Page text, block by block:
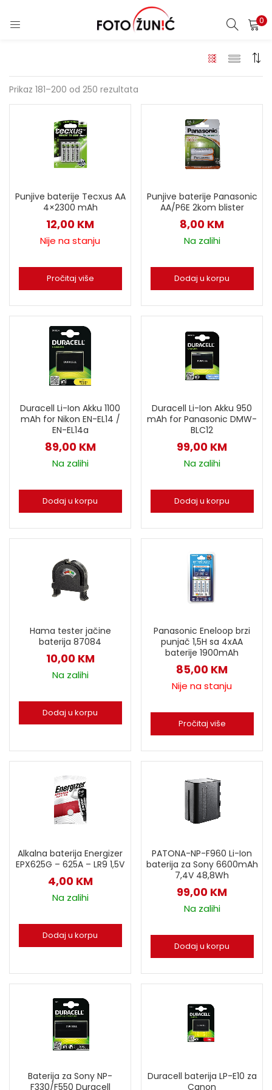
0
Prikaz 181–200 od 250 rezultata
Punjive baterije Tecxus AA
4×2300 mAh
12,00 KM
Nije na stanju
Pročitaj više
Punjive baterije Panasonic
AA/P6E 2kom blister
8,00 KM
Na zalihi
Dodaj u korpu
Duracell Li-Ion Akku 1100
mAh for Nikon EN-EL14 /
EN-EL14a
89,00 KM
Na zalihi
Dodaj u korpu
Duracell Li-Ion Akku 950
mAh for Panasonic DMW-
BLC12
99,00 KM
Na zalihi
Dodaj u korpu
Hama tester jačine
baterija 87084
10,00 KM
Na zalihi
Dodaj u korpu
Panasonic Eneloop brzi
punjač 1,5H sa 4xAA
baterije 1900mAh
85,00 KM
Nije na stanju
Pročitaj više
Alkalna baterija Energizer
EPX625G – 625A – LR9 1,5V
4,00 KM
Na zalihi
Dodaj u korpu
PATONA-NP-F960 Li-Ion
baterija za Sony 6600mAh
7,4V 48,8Wh
99,00 KM
Na zalihi
Dodaj u korpu
Baterija za Sony NP-
F330/F550 Duracell
Duracell baterija LP-E10 za
Canon